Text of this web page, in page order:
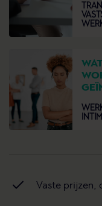
Vaste prijzen,